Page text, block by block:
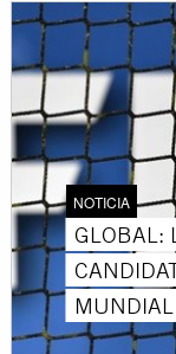
NOTICIA
GLOBAL:
MUNDIAL